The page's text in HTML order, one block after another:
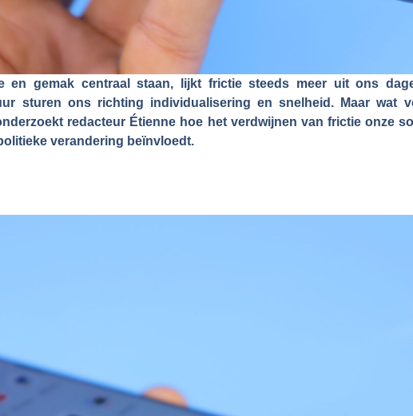
en gemak centraal staan, lijkt frictie steeds meer uit ons
sturen ons richting individualisering en snelheid. Maar wat
redacteur Étienne hoe het verdwijnen van frictie onze
verandering beïnvloedt.